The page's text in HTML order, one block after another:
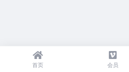
首页 会员